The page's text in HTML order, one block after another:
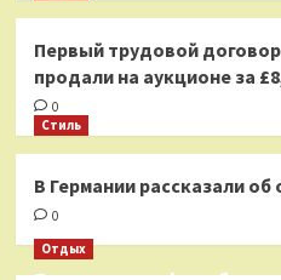
Первый трудовой
продали на аукционе за
0
Стиль
В Германии рассказали
0
Отдых